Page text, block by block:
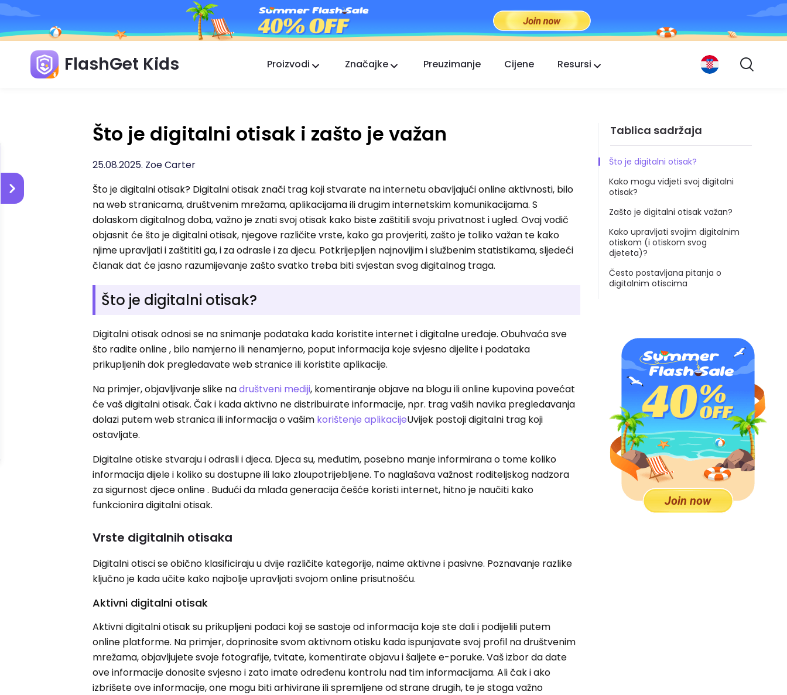
FlashGet Kids Proizvodi
FlashGet Finder
Sigurnost protiv krađe vašeg telefona, naša
Značajke Preuzimanje Cijene Resursi
Što je digitalni otisak i zašto je važan
25.08.2025. Zoe Carter
Što je digitalni otisak? Digitalni otisak znači trag koji stvarate na internetu obavljajući online aktivnosti, bilo
na web stranicama, društvenim mrežama, aplikacijama ili drugim internetskim komunikacijama. S
dolaskom digitalnog doba, važno je znati svoj otisak kako biste zaštitili svoju privatnost i ugled. Ovaj vodič
objasnit će što je digitalni otisak, njegove različite vrste, kako ga provjeriti, zašto je toliko važan te kako
njime upravljati i zaštititi ga, i za odrasle i za djecu. Potkrijepljen najnovijim i službenim statistikama, sljedeći
članak dat će jasno razumijevanje zašto svatko treba biti svjestan svog digitalnog traga.
Što je digitalni otisak?
Digitalni otisak odnosi se na snimanje podataka kada koristite internet i digitalne uređaje. Obuhvaća sve
što radite online , bilo namjerno ili nenamjerno, poput informacija koje svjesno dijelite i podataka
prikupljenih dok pregledavate web stranice ili koristite aplikacije.
Na primjer, objavljivanje slike nadruštveni mediji, komentiranje objave na blogu ili online kupovina povećat
će vaš digitalni otisak. Čak i kada aktivno ne distribuirate informacije, npr. trag vaših navika pregledavanja
dolazi putem web stranica ili informacija o vašim korištenje aplikacijeUvijek postoji digitalni trag koji
ostavljate.
Digitalne otiske stvaraju i odrasli i djeca. Djeca su, međutim, posebno manje informirana o tome koliko
informacija dijele i koliko su dostupne ili lako zloupotrijebljene. To naglašava važnost roditeljskog nadzora
za sigurnost djece online . Budući da mlađa generacija češće koristi internet, hitno je naučiti kako
funkcionira digitalni otisak.
Vrste digitalnih otisaka
Digitalni otisci se obično klasificiraju u dvije različite kategorije, naime aktivne i pasivne. Poznavanje razlike
ključno je kada učite kako najbolje upravljati svojom online prisutnošću.
Aktivni digitalni otisak
Aktivni digitalni otisak su prikupljeni podaci koji se sastoje od informacija koje ste dali i podijelili putem
online platforme. Na primjer, doprinosite svom aktivnom otisku kada ispunjavate svoj profil na društvenim
mrežama, objavljujete svoje fotografije, tvitate, komentirate objavu i šaljete e-poruke. Vaš izbor da date
ove informacije donosite svjesno i zato imate određenu kontrolu nad tim informacijama. Ali čak i ako
izbrišete ove informacije, one mogu biti arhivirane ili spremljene od strane drugih, te je stoga važno
Tablica sadržaja
Što je digitalni otisak?
Kako mogu vidjeti svoj digitalni
otisak?
Zašto je digitalni otisak važan?
Kako upravljati svojim digitalnim
otiskom (i otiskom svog
djeteta)?
Često postavljana pitanja o
digitalnim otiscima